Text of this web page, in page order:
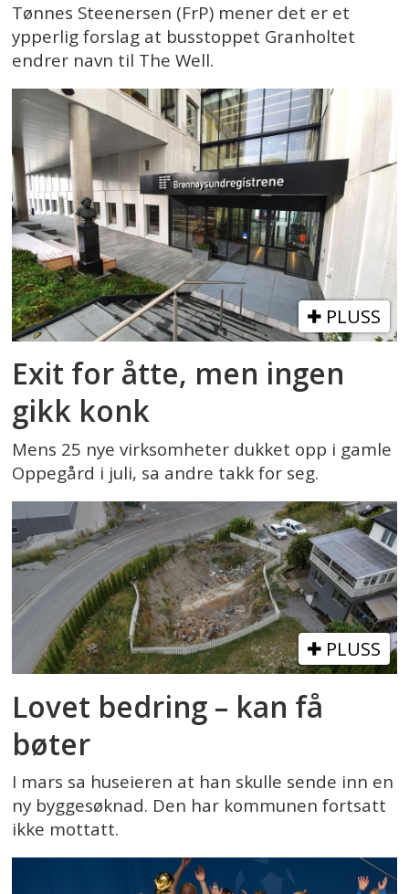
Tønnes Steenersen (FrP) mener det er et
ypperlig forslag at busstoppet Granholtet
endrer navn til The Well.
PLUSS
Exit for åtte, men ingen
gikk konk
Mens 25 nye virksomheter dukket opp i gamle
Oppegård i juli, sa andre takk for seg.
PLUSS
Lovet bedring – kan få
bøter
I mars sa huseieren at han skulle sende inn en
ny byggesøknad. Den har kommunen fortsatt
ikke mottatt.